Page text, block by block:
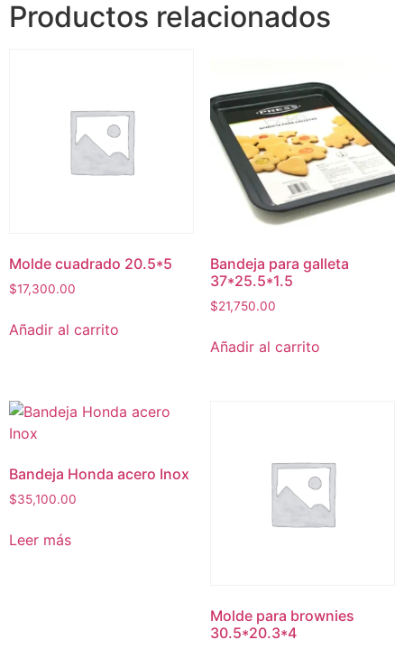
Productos relacionados
Molde cuadrado 20.5*5
$17,300.00
Añadir al carrito
Bandeja para galleta
37*25.5*1.5
$21,750.00
Añadir al carrito
Bandeja Honda acero Inox
$35,100.00
Leer más
Molde para brownies
30.5*20.3*4